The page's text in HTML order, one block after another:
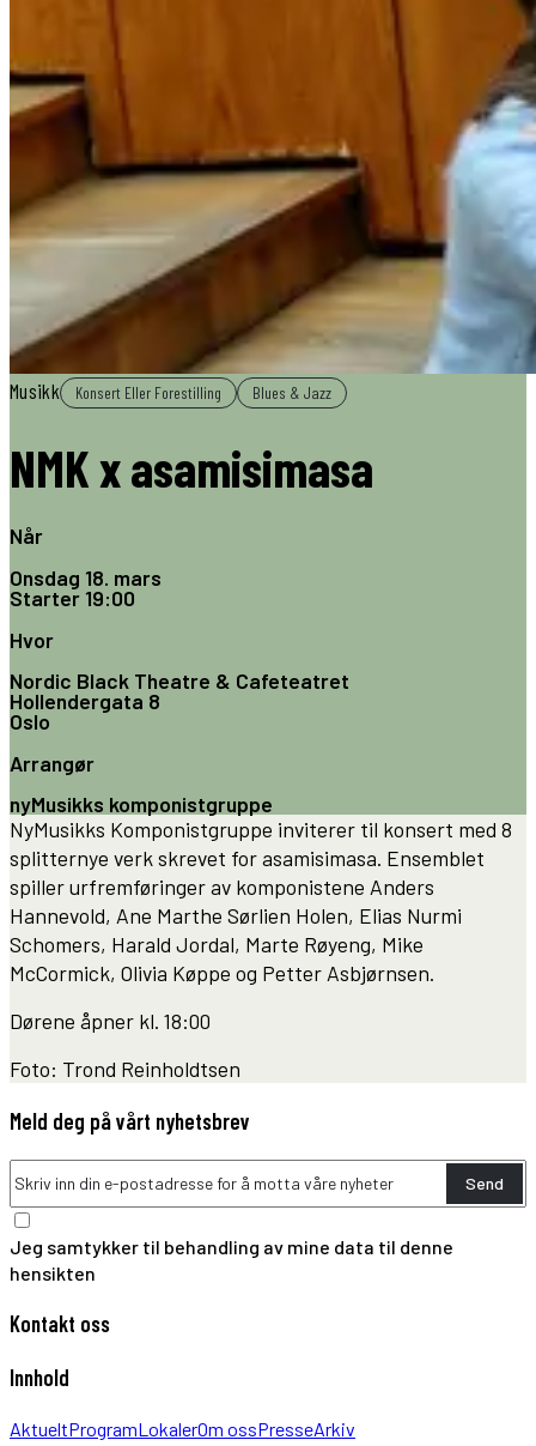
Musikk Konsert Eller Forestilling Blues & Jazz
NMK x asamisimasa
Når
Onsdag 18. mars
Starter19:00
Hvor
Nordic Black Theatre & Cafeteatret
Hollendergata 8
Oslo
Arrangør
nyMusikks komponistgruppe
NyMusikks Komponistgruppe inviterer til konsert med 8
splitternye verk skrevet for asamisimasa. Ensemblet
spiller urfremføringer av komponistene Anders
Hannevold, Ane Marthe Sørlien Holen, Elias Nurmi
Schomers, Harald Jordal, Marte Røyeng, Mike
McCormick, Olivia Køppe og Petter Asbjørnsen.
Dørene åpner kl. 18:00
Foto: Trond Reinholdtsen
Meld deg på vårt nyhetsbrev
Send
Jeg samtykker til behandling av mine data til denne
hensikten
Kontakt oss
Innhold
AktueltProgramLokalerOm ossPresseArkiv